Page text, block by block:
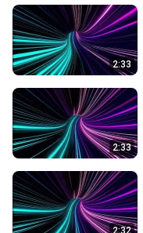
2:33
2:33
2:32